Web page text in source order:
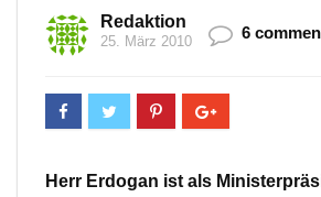
Redaktion
25. März 2010 6
Herr Erdogan ist als